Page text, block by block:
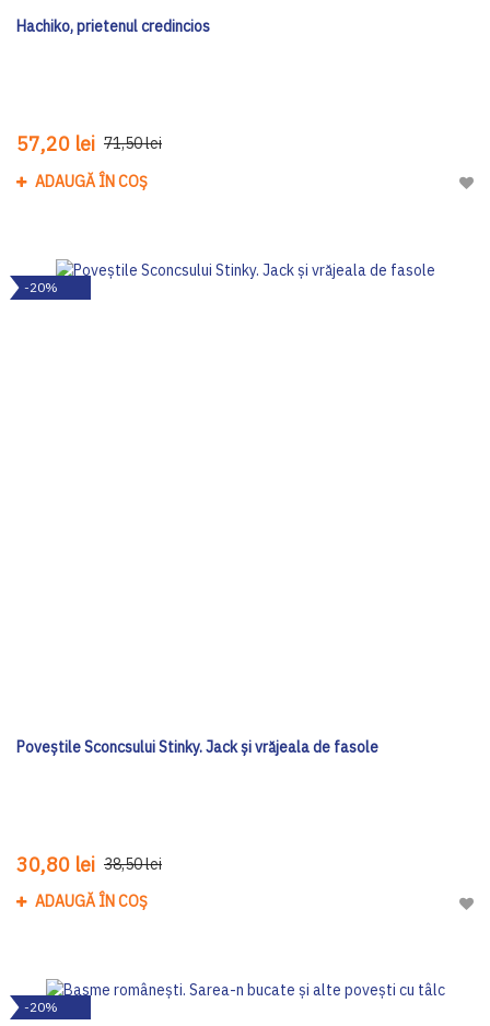
Hachiko, prietenul credincios
57,20 lei 71,50 lei
ADAUGĂ ÎN COȘ
-20%
Poveștile Sconcsului Stinky. Jack și vrăjeala de fasole
30,80 lei 38,50 lei
ADAUGĂ ÎN COȘ
-20%